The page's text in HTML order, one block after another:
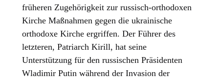
früheren Zugehörigkeit zur russisch-orthodoxen
Kirche Maßnahmen gegen die ukrainische
orthodoxe Kirche ergriffen. Der Führer des
letzteren, Patriarch Kirill, hat seine
Unterstützung für den russischen Präsidenten
Wladimir Putin während der Invasion der